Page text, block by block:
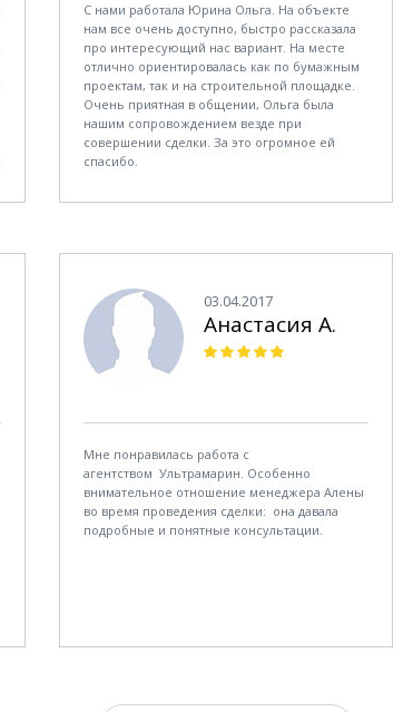
С нами работала Юрина Ольга. На объекте
нам все очень доступно, быстро рассказала
про интересующий нас вариант. На месте
отлично ориентировалась как по бумажным
проектам, так и на строительной площадке.
Очень приятная в общении, Ольга была
нашим сопровождением везде при
совершении сделки. За это огромное ей
спасибо.
осталось и от агентства "Ультрамарин".
03.04.2017
Анастасия А.
Мне понравилась работа с
агентством Ультрамарин. Особенно
внимательное отношение менеджера Алены
во время проведения сделки: она давала
подробные и понятные консультации.